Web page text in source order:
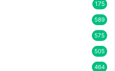
175
589
575
505
464